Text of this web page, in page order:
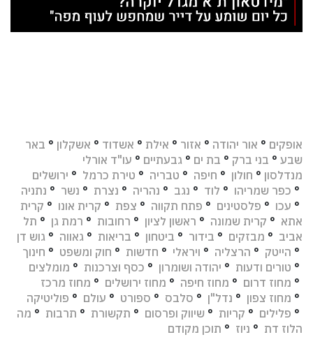
אופקים ° אור יהודה ° אזור ° אילת ° אשדוד ° אשקלון ° באר
שבע ° בני ברק ° בת ים ° גבעתיים ° עו"ד אורלי
מנדלסון ° חולון ° חיפה ° טבריה ° טירת כרמל ° ירושלים
° כפר שמריהו ° לוד ° נגב ° נהריה ° נצרת ° נשר ° נתניה
° עכו ° פלסטינים ° פתח תקווה ° צפת ° קרית אונו ° קרית
אתא ° קרית שמונה ° ראשון לציון ° רחובות ° רמת גן ° תל
אביב ° מבזקים ° בידור ° ביטחון ° בריאות ° גאווה ° גוש דן
° הייטק ° הרצליה ° ויראלי ° חדשות ° חוק ומשפט ° חינוך
° טורים ודעות ° יהודה ושומרון ° כסף וצרכנות ° מומלצים
° מחוז דרום ° מחוז חיפה ° מחוז ירושלים ° מחוז מרכז
° מחוז צפון ° נדל"ן ° סלבס ° ספורט ° עולם ° פוליטיקה
° פלילים ° קריות ° שיווק ופרסום ° תקשורת ° תרבות ° מה
הלוז דת ° ניוז ° תוכן מקודם